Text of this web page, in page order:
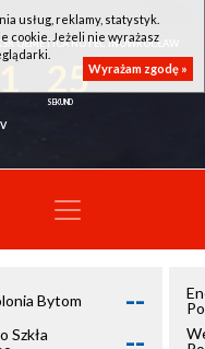
QEMETICA NOTEĆ INOWROCŁAW
25
Bytom --
Szkła
usług, reklamy, statystyk.
cookie. Jeżeli nie wyrażasz
Wyrażam zgodę »